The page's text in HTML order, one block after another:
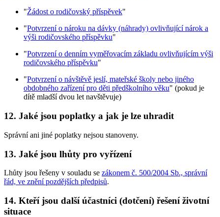
"Žádost o rodičovský příspěvek"
"Potvrzení o nároku na dávky (náhrady) ovlivňující nárok a
výši rodičovského příspěvku"
"Potvrzení o denním vyměřovacím základu ovlivňujícím výši
rodičovského příspěvku"
"Potvrzení o návštěvě jeslí, mateřské školy nebo jiného
obdobného zařízení pro děti předškolního věku" (pokud je
dítě mladší dvou let navštěvuje)
12. Jaké jsou poplatky a jak je lze uhradit
Správní ani jiné poplatky nejsou stanoveny.
13. Jaké jsou lhůty pro vyřízení
Lhůty jsou řešeny v souladu se zákonem č. 500/2004 Sb., správní
řád, ve znění pozdějších předpisů.
14. Kteří jsou další účastníci (dotčení) řešení životní
situace